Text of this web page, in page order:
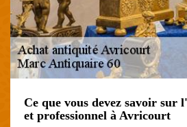
Ce que vous devez savoir sur
et professionnel à Avricourt